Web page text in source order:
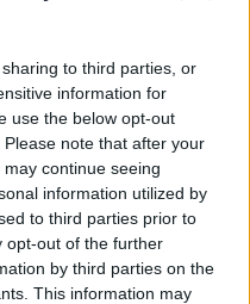
to third parties, or
information for
use the below opt-out
note that after your
continue seeing
information utilized by
to third parties prior to
opt-out of the further
by third parties on the
This information may
αλλαγή ώρας μετά το
θερινή ώρα ώστε να